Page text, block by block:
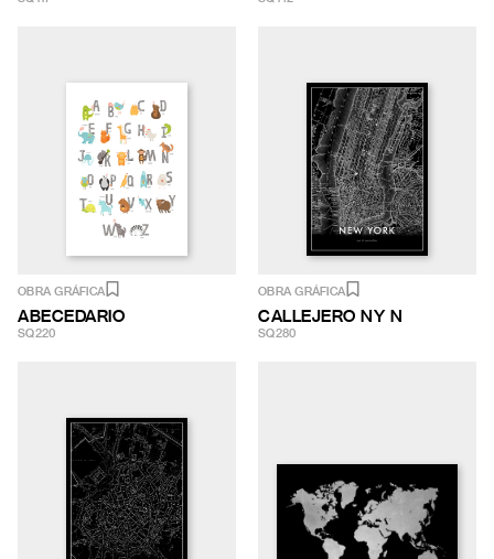
OBRA GRÁFICA
ABECEDARIO
SQ220
OBRA GRÁFICA
CALLEJERO NY N
SQ280